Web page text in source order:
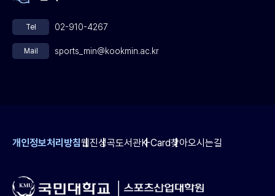
개인정보처리방침웹진성곡도서관K-Card찾아오시는길
Tel 02-910-4267
Mail sports_min@kookmin.ac.kr